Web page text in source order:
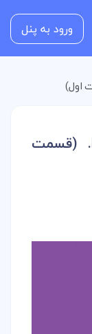
ورود به پنل
آموزش استفاده از htaccess. (قسمت